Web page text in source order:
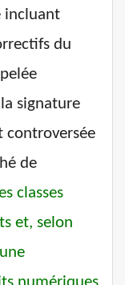
incluant
du
signature
controversée
de
classes
et, selon